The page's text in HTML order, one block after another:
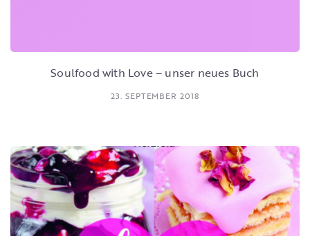
Soulfood with Love – unser neues Buch
23. SEPTEMBER 2018